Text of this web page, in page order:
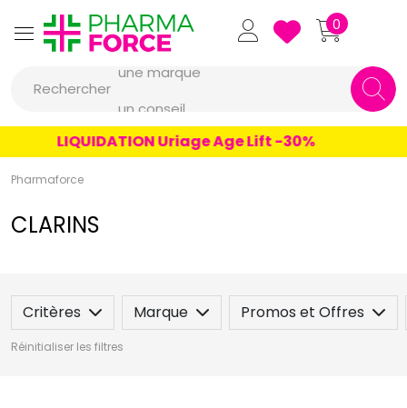
Pharmaforce Grande
0
Rechercher
une marque
un produit
une marque
LIQUIDATION Uriage Age Lift -30%
Pharmaforce
CLARINS
Critères Marque Promos et Offres
Réinitialiser les filtres